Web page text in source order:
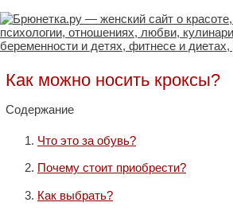
Как можно носить кроксы?
Содержание
Что это за обувь?
Почему стоит приобрести?
Как выбрать?